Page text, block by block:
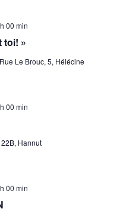
toi! »
00 min
Rue Le Brouc, 5, Hélécine
00 min
Hannut
00 min